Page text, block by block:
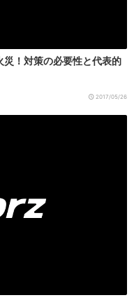
災！対策の必要性と代表的
2017/05/26